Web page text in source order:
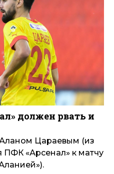
должен рвать и
Цараевым (из
«Арсенал» к матчу